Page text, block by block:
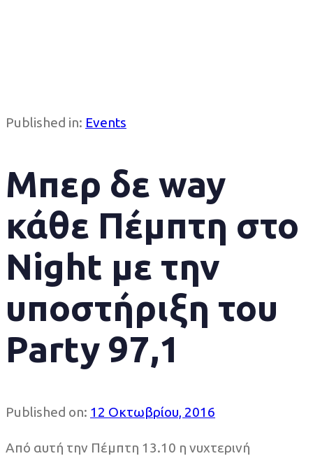
Published in: Events
Μπερ δε way
κάθε Πέμπτη στο
Night με την
υποστήριξη του
Party 97,1
Published on: 12 Οκτωβρίου, 2016
Από αυτή την Πέμπτη 13.10 η νυχτερινή